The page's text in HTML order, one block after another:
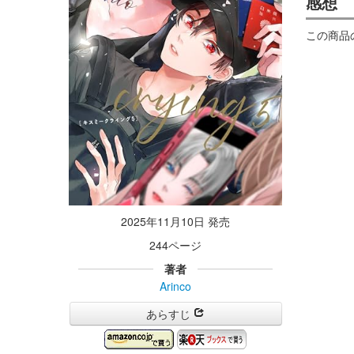
2025年11月10日 発売
244ページ
著者
Arinco
あらすじ
この商品